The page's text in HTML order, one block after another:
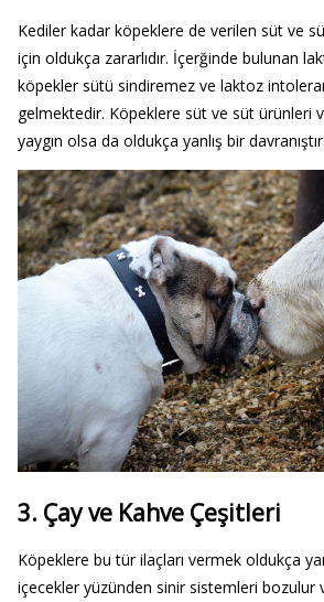
Kediler kadar köpeklere de verilen süt ve
için oldukça zararlıdır. İçerğinde bulunan
köpekler sütü sindiremez ve laktoz
gelmektedir. Köpeklere süt ve süt ürünleri
yaygın olsa da oldukça yanlış bir davranıştır.
3. Çay ve Kahve Çeşitleri
Köpeklere bu tür ilaçları vermek oldukça
içecekler yüzünden sinir sistemleri bozulur